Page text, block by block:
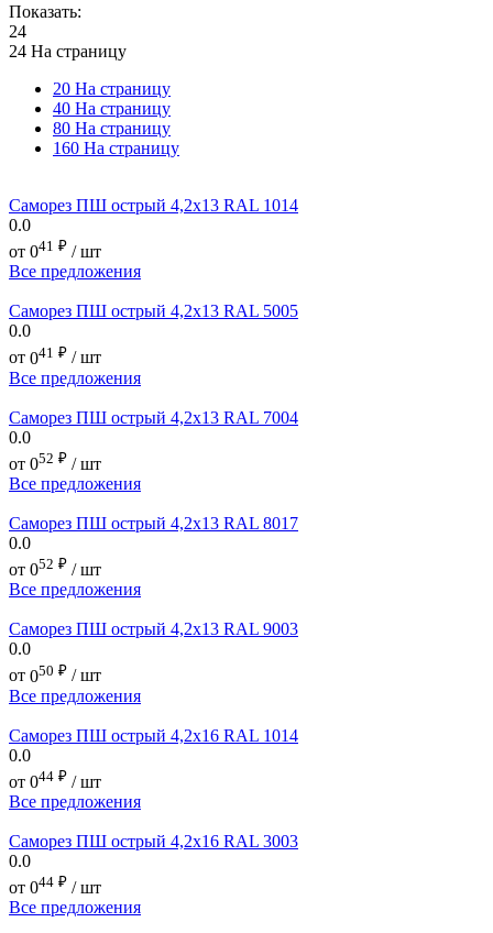
Показать:
24
24 На страницу
20 На страницу
40 На страницу
80 На страницу
160 На страницу
Саморез ПШ острый 4,2х13 RAL 1014
0.0
от 041 ₽ / шт
Все предложения
Саморез ПШ острый 4,2х13 RAL 5005
0.0
от 041 ₽ / шт
Все предложения
Саморез ПШ острый 4,2х13 RAL 7004
0.0
от 052 ₽ / шт
Все предложения
Саморез ПШ острый 4,2х13 RAL 8017
0.0
от 052 ₽ / шт
Все предложения
Саморез ПШ острый 4,2х13 RAL 9003
0.0
от 050 ₽ / шт
Все предложения
Саморез ПШ острый 4,2х16 RAL 1014
0.0
от 044 ₽ / шт
Все предложения
Саморез ПШ острый 4,2х16 RAL 3003
0.0
от 044 ₽ / шт
Все предложения